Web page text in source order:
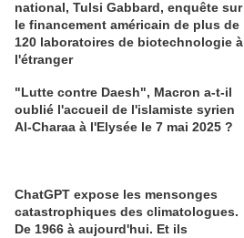
national, Tulsi Gabbard, enquête sur
le financement américain de plus de
120 laboratoires de biotechnologie à
l'étranger
"Lutte contre Daesh", Macron a-t-il
oublié l'accueil de l'islamiste syrien
Al-Charaa à l'Elysée le 7 mai 2025 ?
ChatGPT expose les mensonges
catastrophiques des climatologues.
De 1966 à aujourd'hui. Et ils